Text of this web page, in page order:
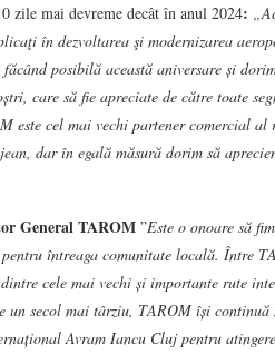
zile mai devreme decât în anul 2024:
în dezvoltarea şi modernizarea
posibilă această aniversare și
care să fie apreciate de către toate
este cel mai vechi partener comercial al
dar în egală măsură dorim să
General TAROM ”Este o onoare să
întreaga comunitate locală. Între
cele mai vechi și importante rute
secol mai târziu, TAROM își
Avram Iancu Cluj pentru